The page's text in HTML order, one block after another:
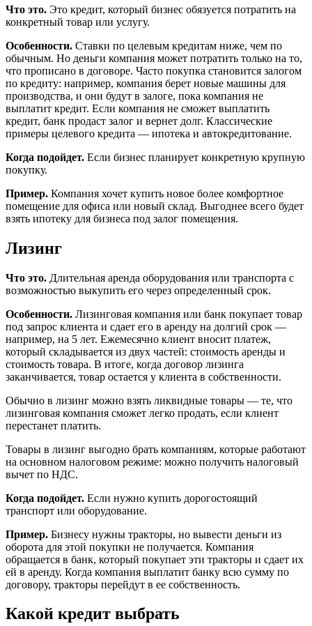
Что это. Это кредит, который бизнес обязуется потратить на
конкретный товар или услугу.
Особенности. Ставки по целевым кредитам ниже, чем по
обычным. Но деньги компания может потратить только на то,
что прописано в договоре. Часто покупка становится залогом
по кредиту: например, компания берет новые машины для
производства, и они будут в залоге, пока компания не
выплатит кредит. Если компания не сможет выплатить
кредит, банк продаст залог и вернет долг. Классические
примеры целевого кредита — ипотека и автокредитование.
Когда подойдет. Если бизнес планирует конкретную крупную
покупку.
Пример. Компания хочет купить новое более комфортное
помещение для офиса или новый склад. Выгоднее всего будет
взять ипотеку для бизнеса под залог помещения.
Лизинг
Что это. Длительная аренда оборудования или транспорта с
возможностью выкупить его через определенный срок.
Особенности. Лизинговая компания или банк покупает товар
под запрос клиента и сдает его в аренду на долгий срок —
например, на 5 лет. Ежемесячно клиент вносит платеж,
который складывается из двух частей: стоимость аренды и
стоимость товара. В итоге, когда договор лизинга
заканчивается, товар остается у клиента в собственности.
Обычно в лизинг можно взять ликвидные товары — те, что
лизинговая компания сможет легко продать, если клиент
перестанет платить.
Товары в лизинг выгодно брать компаниям, которые работают
на основном налоговом режиме: можно получить налоговый
вычет по НДС.
Когда подойдет. Если нужно купить дорогостоящий
транспорт или оборудование.
Пример. Бизнесу нужны тракторы, но вывести деньги из
оборота для этой покупки не получается. Компания
обращается в банк, который покупает эти тракторы и сдает их
ей в аренду. Когда компания выплатит банку всю сумму по
договору, тракторы перейдут в ее собственность.
Какой кредит выбрать